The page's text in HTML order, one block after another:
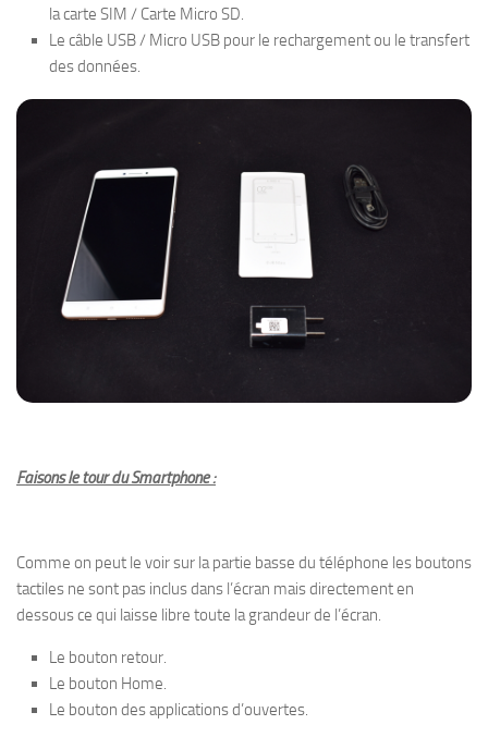
la carte SIM / Carte Micro SD.
Le câble USB / Micro USB pour le rechargement ou le transfert
des données.
Faisons le tour du Smartphone :
Comme on peut le voir sur la partie basse du téléphone les boutons
tactiles ne sont pas inclus dans l’écran mais directement en
dessous ce qui laisse libre toute la grandeur de l’écran.
Le bouton retour.
Le bouton Home.
Le bouton des applications d’ouvertes.